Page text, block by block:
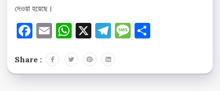
দেওয়া হয়েছে।
Facebook
EmailWhatsApp
X Telegram
Message
Share :